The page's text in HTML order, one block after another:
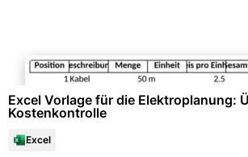
Excel Vorlage für die Elektroplanung:
Kostenkontrolle
Excel